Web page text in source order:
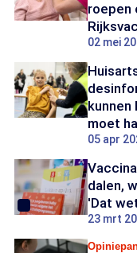
roepen
02 mei
moet
05 apr
dalen,
'Dat
23 mrt